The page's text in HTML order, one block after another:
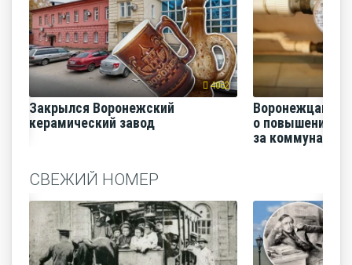
4062
Закрылся Воронежский
керамический завод
Воронежцам
о повышении
за
СВЕЖИЙ НОМЕР